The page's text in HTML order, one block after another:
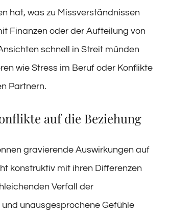
hat, was zu Missverständnissen
Finanzen oder der Aufteilung von
schnell in Streit münden
wie Stress im Beruf oder Konflikte
Partnern.
auf die Beziehung
gravierende Auswirkungen auf
konstruktiv mit ihren Differenzen
Verfall der
unausgesprochene Gefühle